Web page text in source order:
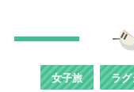
女子旅 ラグ